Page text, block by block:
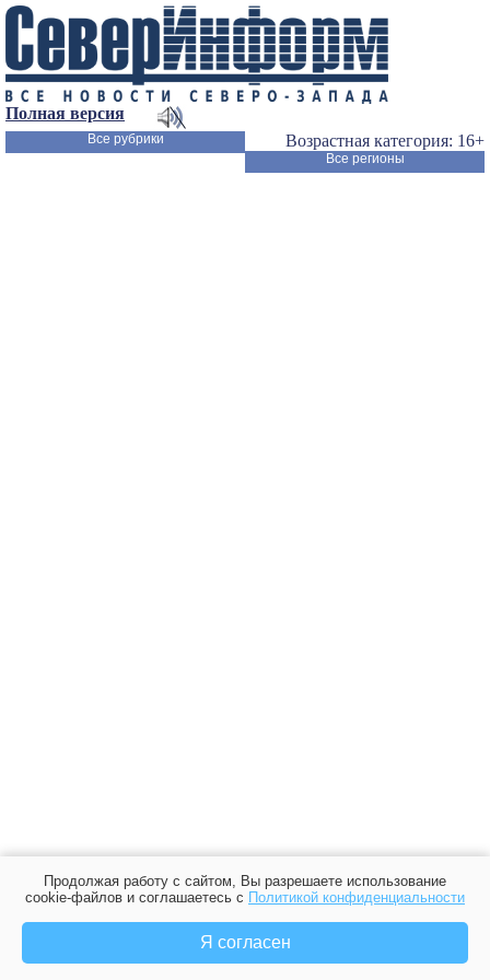
Полная версия
Возрастная категория: 16+
Все рубрики
Все регионы
Продолжая работу с сайтом, Вы разрешаете использование
cookie-файлов и соглашаетесь с Политикой конфиденциальности
Я согласен